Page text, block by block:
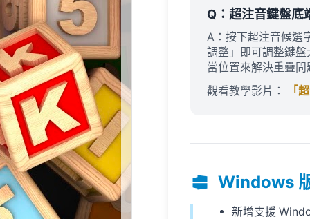
Q：超注音鍵盤底
A：按下超注音候選
調整」即可調整鍵
當位置來解決重疊問
觀看教學影片：
「
Windows
新增支援